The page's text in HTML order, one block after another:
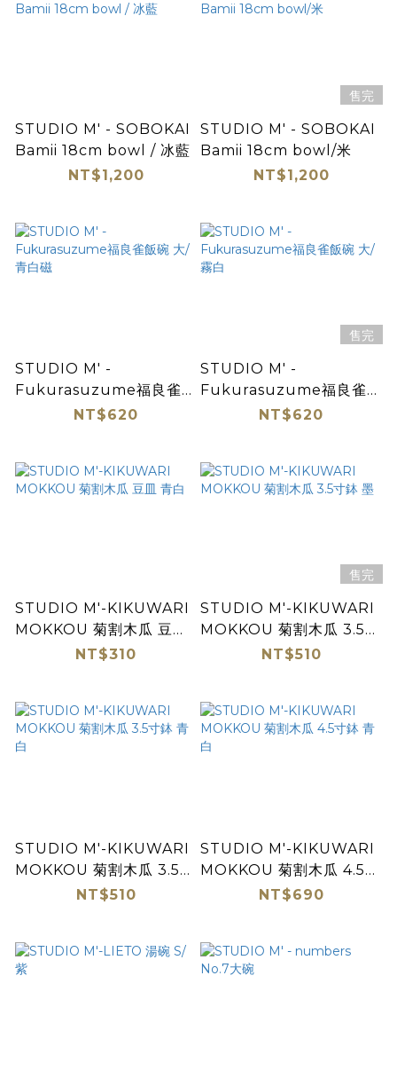
STUDIO M' - SOBOKAI
Bamii 18cm bowl / 冰藍
NT$1,200
售完
STUDIO M' - SOBOKAI
Bamii 18cm bowl/米
NT$1,200
STUDIO M' -
Fukurasuzume福良雀飯
碗 大/青白磁NT$620
售完
STUDIO M' -
Fukurasuzume福良雀飯
碗 大/霧白NT$620
STUDIO M'-KIKUWARI
MOKKOU 菊割木瓜 豆皿
NT$310
售完
STUDIO M'-KIKUWARI
MOKKOU 菊割木瓜 3.5寸
NT$510
STUDIO M'-KIKUWARI
MOKKOU 菊割木瓜 3.5寸
NT$510
STUDIO M'-KIKUWARI
MOKKOU 菊割木瓜 4.5寸
NT$690